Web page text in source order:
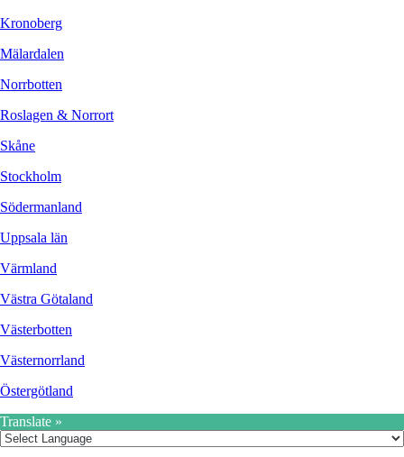
Kronoberg
Mälardalen
Norrbotten
Roslagen & Norrort
Skåne
Stockholm
Södermanland
Uppsala län
Värmland
Västra Götaland
Västerbotten
Västernorrland
Östergötland
Translate »